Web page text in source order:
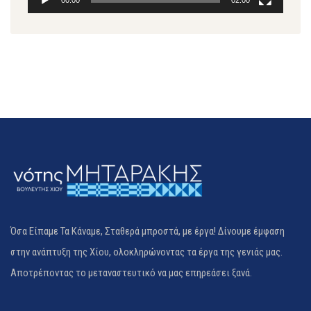
Όσα Είπαμε Τα Κάναμε, Σταθερά μπροστά, με έργα! Δίνουμε έμφαση
στην ανάπτυξη της Χίου, ολοκληρώνοντας τα έργα της γενιάς μας.
Αποτρέποντας το μεταναστευτικό να μας επηρεάσει ξανά.